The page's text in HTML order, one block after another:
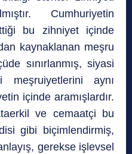
Cumhuriyetin
bu zihniyet içinde
kaynaklanan meşru
sınırlanmış, siyasi
meşruiyetlerini aynı
içinde aramışlardır.
ve cemaatçi bu
gibi biçimlendirmiş,
gerekse işlevsel